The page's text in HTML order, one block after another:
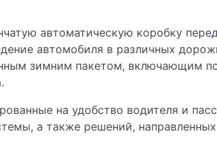
автоматическую коробку
автомобиля в различных
зимним пакетом, включающим
на удобство водителя и
а также решений,